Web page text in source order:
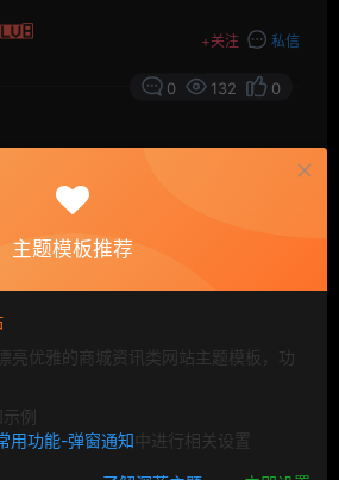
+关注 私信
0 132 0
要么做撮合的轻交易平台，帮助供
做出具体判断。
，要么自营，从上游原产地到B端
做撮合的轻交易平台，帮助供需双
竟哪种模式更适合，创业者需要根
具体判断。
主题模板推荐
亮优雅的商城资讯类网站主题模板，功
例
用功能-弹窗通知中进行相关设置